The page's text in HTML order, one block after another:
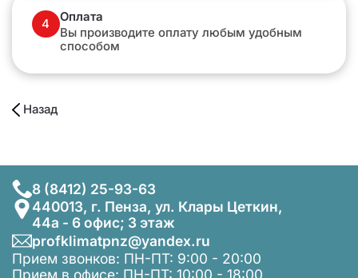
4
Оплата
Вы производите оплату любым удобным
способом
Назад
8 (8412) 25-93-63
440013, г. Пенза, ул. Клары Цеткин,
44а - 6 офис; 3 этаж
profklimatpnz@yandex.ru
Прием звонков: ПН-ПТ: 9:00 - 20:00
Прием в офисе: ПН-ПТ: 10:00 - 18:00